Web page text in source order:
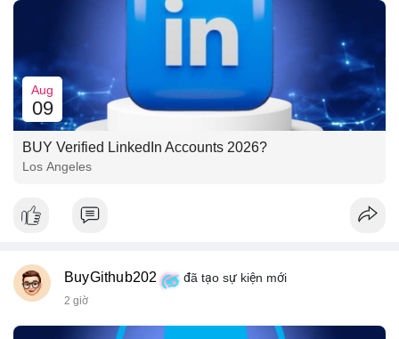
Aug
09
BUY Verified LinkedIn Accounts 2026?
Los Angeles
BuyGithub202 đã tạo sự kiện mới
2 giờ